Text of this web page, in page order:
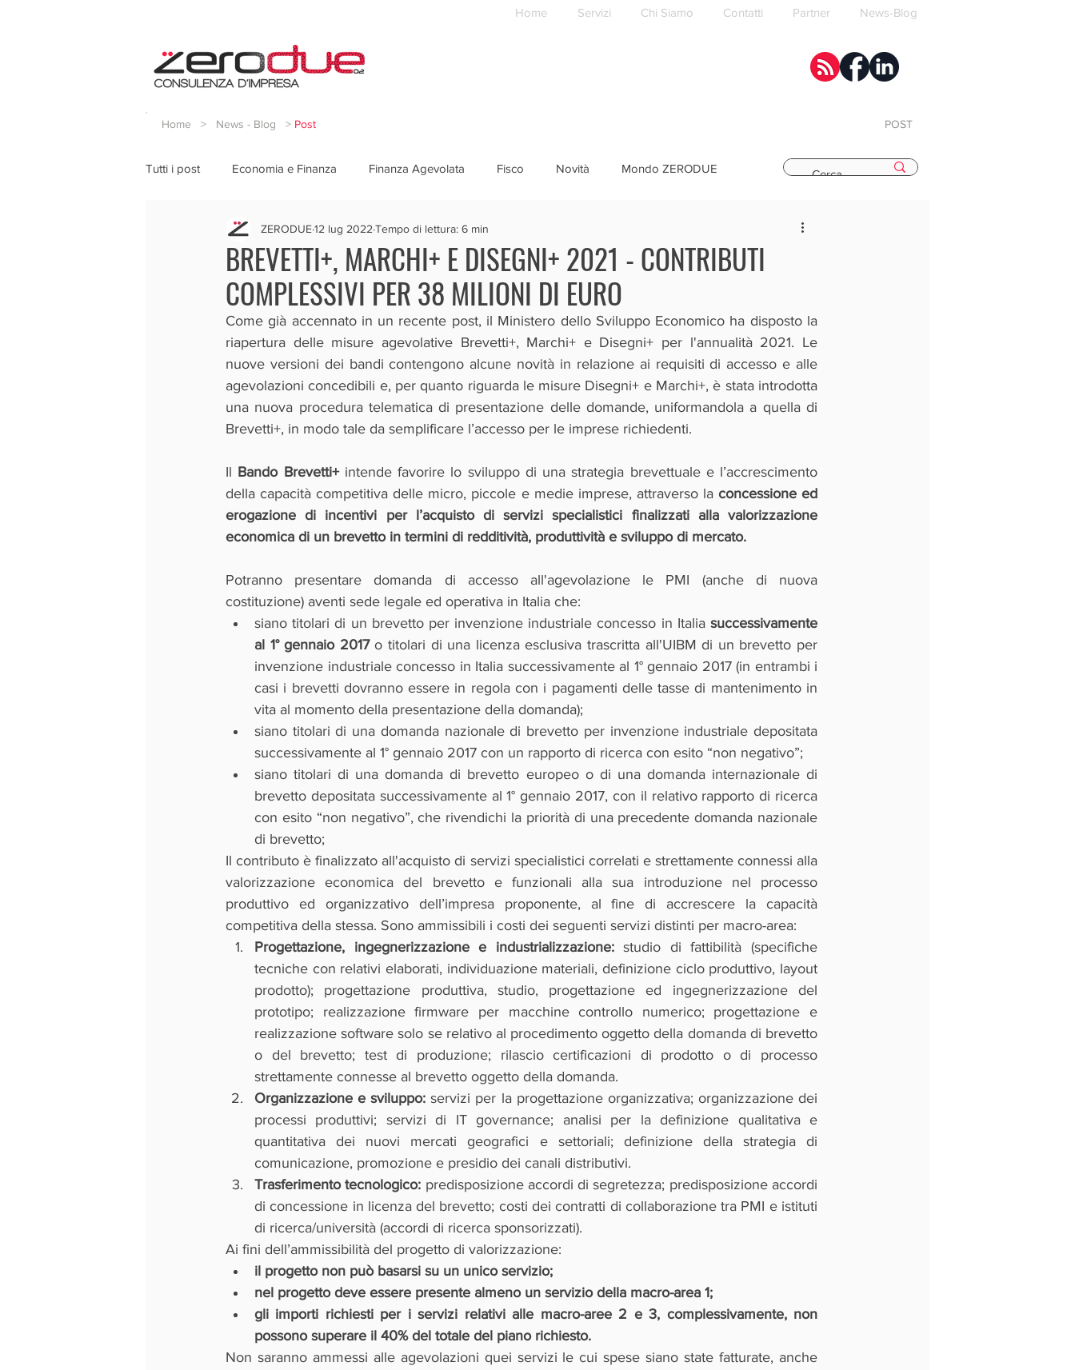
Home Servizi Chi Siamo Contatti Partner News-Blog
Home > News - Blog > Post POST
Tutti i post Economia e Finanza Finanza Agevolata Fisco Novità Mondo ZERODUE
BREVETTI+, MARCHI+ E DISEGNI+ 2021 - CONTRIBUTI
COMPLESSIVI PER 38 MILIONI DI EURO
ZERODUE12 lug 2022 Tempo di lettura: 6 min
Come già accennato in un recente post, il Ministero dello Sviluppo Economico ha disposto la
riapertura delle misure agevolative Brevetti+, Marchi+ e Disegni+ per l'annualità 2021. Le
nuove versioni dei bandi contengono alcune novità in relazione ai requisiti di accesso e alle
agevolazioni concedibili e, per quanto riguarda le misure Disegni+ e Marchi+, è stata introdotta
una nuova procedura telematica di presentazione delle domande, uniformandola a quella di
Brevetti+, in modo tale da semplificare l’accesso per le imprese richiedenti.
Il Bando Brevetti+ intende favorire lo sviluppo di una strategia brevettuale e l’accrescimento
della capacità competitiva delle micro, piccole e medie imprese, attraverso la concessione ed
erogazione di incentivi per l’acquisto di servizi specialistici finalizzati alla valorizzazione
economica di un brevetto in termini di redditività, produttività e sviluppo di mercato.
Potranno presentare domanda di accesso all'agevolazione le PMI (anche di nuova
costituzione) aventi sede legale ed operativa in Italia che:
siano titolari di un brevetto per invenzione industriale concesso in Italia successivamente
al 1° gennaio 2017 o titolari di una licenza esclusiva trascritta all'UIBM di un brevetto per
invenzione industriale concesso in Italia successivamente al 1° gennaio 2017 (in entrambi i
casi i brevetti dovranno essere in regola con i pagamenti delle tasse di mantenimento in
vita al momento della presentazione della domanda);
siano titolari di una domanda nazionale di brevetto per invenzione industriale depositata
successivamente al 1° gennaio 2017 con un rapporto di ricerca con esito “non negativo”;
siano titolari di una domanda di brevetto europeo o di una domanda internazionale di
brevetto depositata successivamente al 1° gennaio 2017, con il relativo rapporto di ricerca
con esito “non negativo”, che rivendichi la priorità di una precedente domanda nazionale
di brevetto;
Il contributo è finalizzato all'acquisto di servizi specialistici correlati e strettamente connessi alla
valorizzazione economica del brevetto e funzionali alla sua introduzione nel processo
produttivo ed organizzativo dell’impresa proponente, al fine di accrescere la capacità
competitiva della stessa. Sono ammissibili i costi dei seguenti servizi distinti per macro-area:
Progettazione, ingegnerizzazione e industrializzazione: studio di fattibilità (specifiche
tecniche con relativi elaborati, individuazione materiali, definizione ciclo produttivo, layout
prodotto); progettazione produttiva, studio, progettazione ed ingegnerizzazione del
prototipo; realizzazione firmware per macchine controllo numerico; progettazione e
realizzazione software solo se relativo al procedimento oggetto della domanda di brevetto
o del brevetto; test di produzione; rilascio certificazioni di prodotto o di processo
strettamente connesse al brevetto oggetto della domanda.
Organizzazione e sviluppo: servizi per la progettazione organizzativa; organizzazione dei
processi produttivi; servizi di IT governance; analisi per la definizione qualitativa e
quantitativa dei nuovi mercati geografici e settoriali; definizione della strategia di
comunicazione, promozione e presidio dei canali distributivi.
Trasferimento tecnologico: predisposizione accordi di segretezza; predisposizione accordi
di concessione in licenza del brevetto; costi dei contratti di collaborazione tra PMI e istituti
di ricerca/università (accordi di ricerca sponsorizzati).
Ai fini dell’ammissibilità del progetto di valorizzazione:
il progetto non può basarsi su un unico servizio;
nel progetto deve essere presente almeno un servizio della macro-area 1;
gli importi richiesti per i servizi relativi alle macro-aree 2 e 3, complessivamente, non
possono superare il 40% del totale del piano richiesto.
Non saranno ammessi alle agevolazioni quei servizi le cui spese siano state fatturate, anche